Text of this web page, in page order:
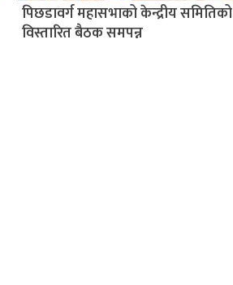
पिछडावर्ग महासभाको केन्द्रीय समितिको
विस्तारित बैठक समपन्न